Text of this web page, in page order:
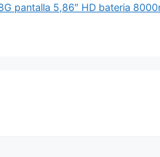
pantalla 5,86″ HD bateria